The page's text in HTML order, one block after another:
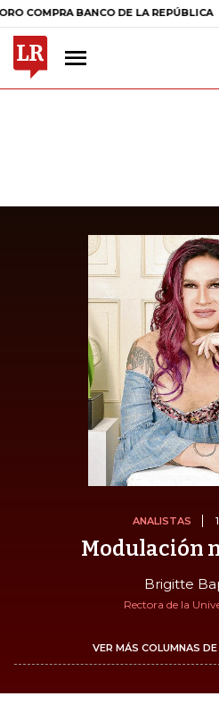
BANCO DE LA REPÚBLICA $
ANALISTAS
Modulación
Brigitte
Rectora de la
VER MÁS COLUMNAS